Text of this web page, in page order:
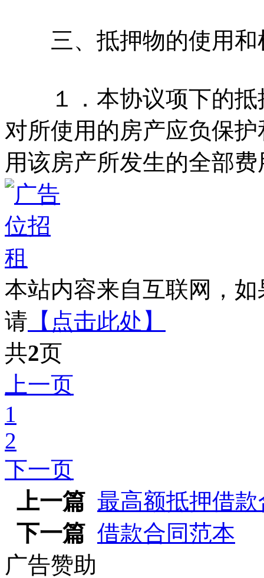
三、抵押物的使用和
１．本协议项下的抵
对所使用的房产应负保
用该房产所发生的全部
本站内容来自互联网，
请 【点击此处】
共2页
上一页
1
2
下一页
上一篇 最高额抵押借
下一篇 借款合同范本
广告赞助